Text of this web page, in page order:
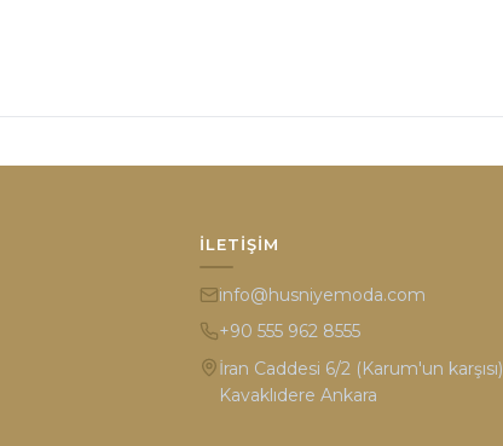
İLETIŞIM
info@husniyemoda.com
+90 555 962 8555
İran Caddesi 6/2 (Karum'un karşısı)
Kavaklıdere Ankara